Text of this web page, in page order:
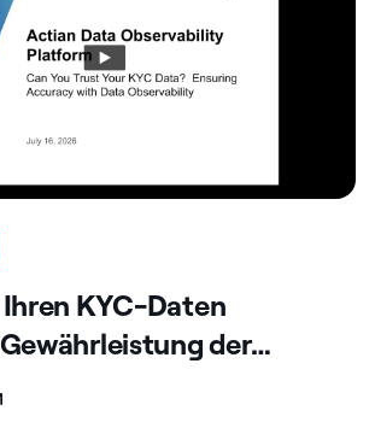
KYC-Daten
der
durch Beobachtbarkeit